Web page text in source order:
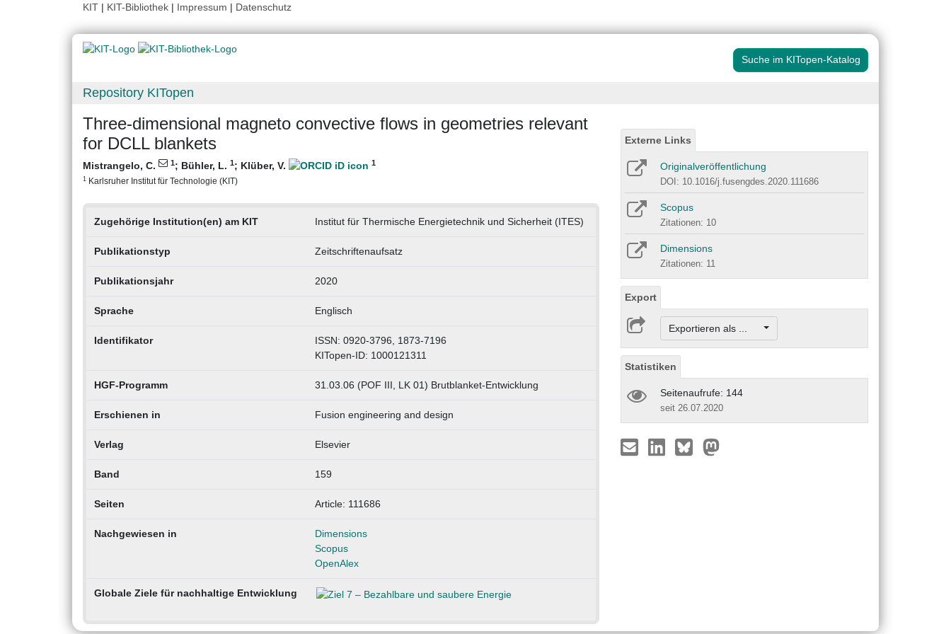
KIT | KIT-Bibliothek | Impressum | Datenschutz
Suche im KITopen-Katalog
Repository KITopen
Three-dimensional magneto convective flows in geometries relevant
for DCLL blankets
Mistrangelo, C. 1; Bühler, L. 1; Klüber, V. 1
1 Karlsruher Institut für Technologie (KIT)
Zugehörige Institution(en) am KIT Institut für Thermische Energietechnik und Sicherheit (ITES)
Publikationstyp Zeitschriftenaufsatz
Publikationsjahr 2020
Sprache Englisch
Identifikator
ISSN: 0920-3796, 1873-7196
KITopen-ID: 1000121311
HGF-Programm 31.03.06 (POF III, LK 01) Brutblanket-Entwicklung
Erschienen in Fusion engineering and design
Verlag Elsevier
Band 159
Seiten Article: 111686
Nachgewiesen in
Dimensions
Scopus
OpenAlex
Globale Ziele für nachhaltige Entwicklung
Externe Links
Originalveröffentlichung
DOI: 10.1016/j.fusengdes.2020.111686
Scopus
Zitationen: 10
Dimensions
Zitationen: 11
Export
Exportieren als ...
Statistiken
Seitenaufrufe: 144
seit 26.07.2020